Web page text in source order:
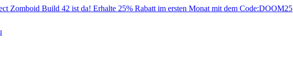
Zomboid Build 42 ist da! Erhalte 25% Rabatt im ersten Monat mit dem Code:DOOM25